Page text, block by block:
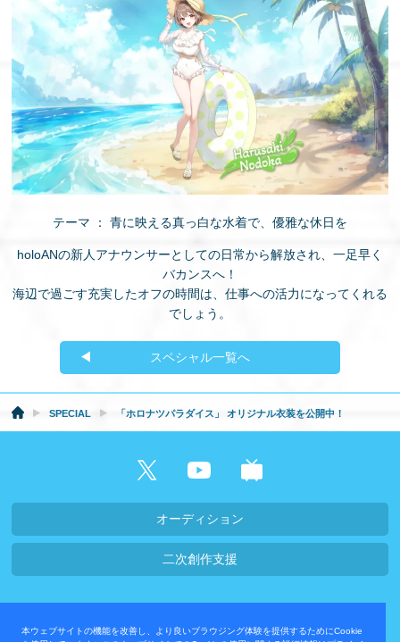
本ウェブサイトの機能を改善し、より良いブラウジング体験を提供するためにCookie
テーマ ： 青に映える真っ白な水着で、優雅な休日を
holoANの新人アナウンサーとしての日常から解放され、一足早く
バカンスへ！
海辺で過ごす充実したオフの時間は、仕事への活力になってくれる
でしょう。
スペシャル一覧へ
SPECIAL 「ホロナツパラダイス」 オリジナル衣装を公開中！
オーディション
二次創作支援
プライバシーポリシー
お問い合わせ